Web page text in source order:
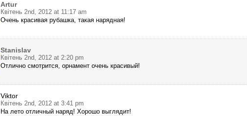
Artur
Квітень 2nd, 2012 at 11:17 am
Очень красивая рубашка, такая нарядная!
Stanislav
Квітень 2nd, 2012 at 2:20 pm
Отлично смотрится, орнамент очень красивый!
Viktor
Квітень 2nd, 2012 at 3:41 pm
На лето отличный наряд! Хорошо выглядит!